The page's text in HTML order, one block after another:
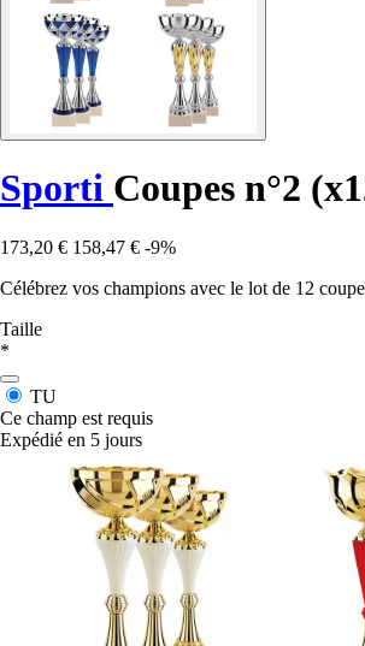
Sporti Coupes n°2
173,20 € 158,47 € -9%
Célébrez vos champions avec le lot de 12
Taille
*
TU
Ce champ est requis
Expédié en 5 jours